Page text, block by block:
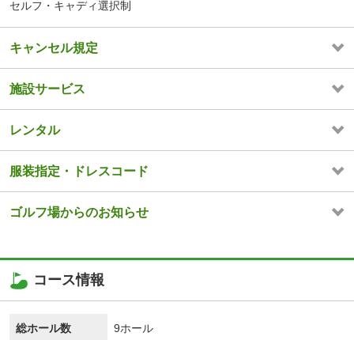
セルフ・キャディ選択制
キャンセル規定
施設サービス
レンタル
服装指定・ドレスコード
ゴルフ場からのお知らせ
コース情報
総ホール数 9ホール